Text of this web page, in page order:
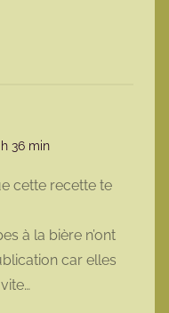
36 min
cette recette te
à la bière n’ont
car elles